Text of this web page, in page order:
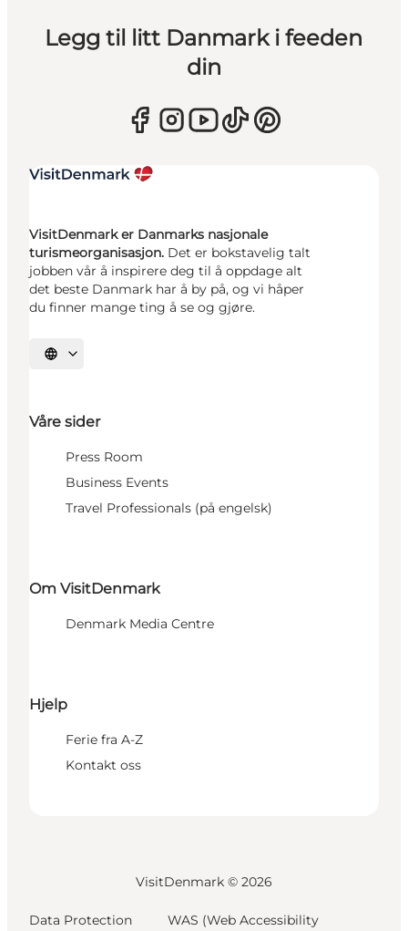
Legg til litt Danmark i feeden
din
VisitDenmark er Danmarks nasjonale
turismeorganisasjon. Det er bokstavelig talt
jobben vår å inspirere deg til å oppdage alt
det beste Danmark har å by på, og vi håper
du finner mange ting å se og gjøre.
Velg språk
Våre sider
Press Room
Business Events
Travel Professionals (på engelsk)
Om VisitDenmark
Denmark Media Centre
Hjelp
Ferie fra A-Z
Kontakt oss
VisitDenmark © 2026
Data Protection
WAS (Web Accessibility